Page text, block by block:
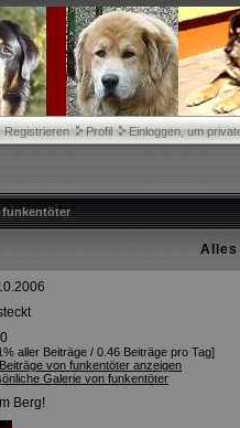
Registrieren Profil Einloggen, um
Alles
aller Beiträge / 0.46 Beiträge pro Tag]
von funkentöter anzeigen
Galerie von funkentöter
Berg!